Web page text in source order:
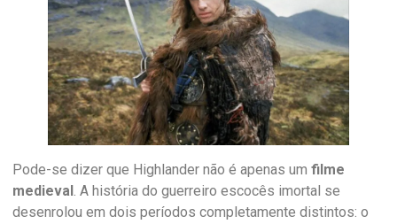
Pode-se dizer que Highlander não é apenas um filme
medieval . A história do guerreiro escocês imortal se
desenrolou em dois períodos completamente distintos: o